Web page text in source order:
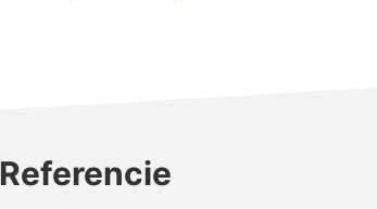
Referencie